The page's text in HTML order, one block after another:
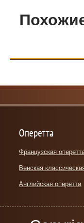
Оперетта
Французская
Венская
Английская оперетта